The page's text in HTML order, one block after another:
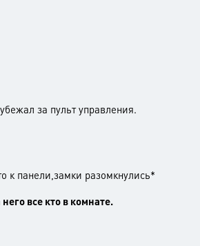
за пульт управления.
к панели,замки разомкнулись*
все кто в комнате.